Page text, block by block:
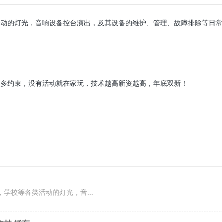
的灯光，音响设备控台演出，及其设备的维护、管理、故障排除等日
约束，没有活动就在家玩，技术越高新资越高，年底双新！
校等各类活动的灯光，音...